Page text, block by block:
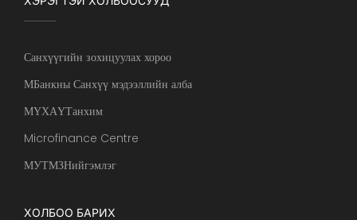
Санхүүгийн зохицуулах хороо
МБанкны Санхүү мэдээллийн алба
МҮХАҮТанхим
Microfinance Centre
МУТМЗНийгэмлэг
ХОЛБОО БАРИХ